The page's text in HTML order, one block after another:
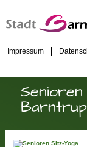
Impressum
Barntrup